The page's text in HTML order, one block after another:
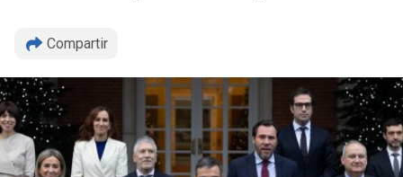
Compartir